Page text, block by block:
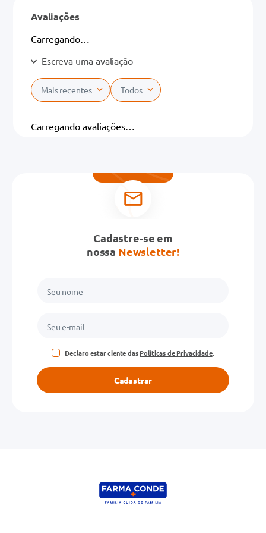
Avaliações
Carregando…
Escreva uma avaliação
Adicionar avaliação
Avalie o produto de 1 a 5 estrelas
Escreva uma avaliação
Mais recentes Todos
Carregando avaliações…
Cadastre-se em
nossa Newsletter!
Declaro estar ciente dasPolíticas de Privacidade.
Cadastrar